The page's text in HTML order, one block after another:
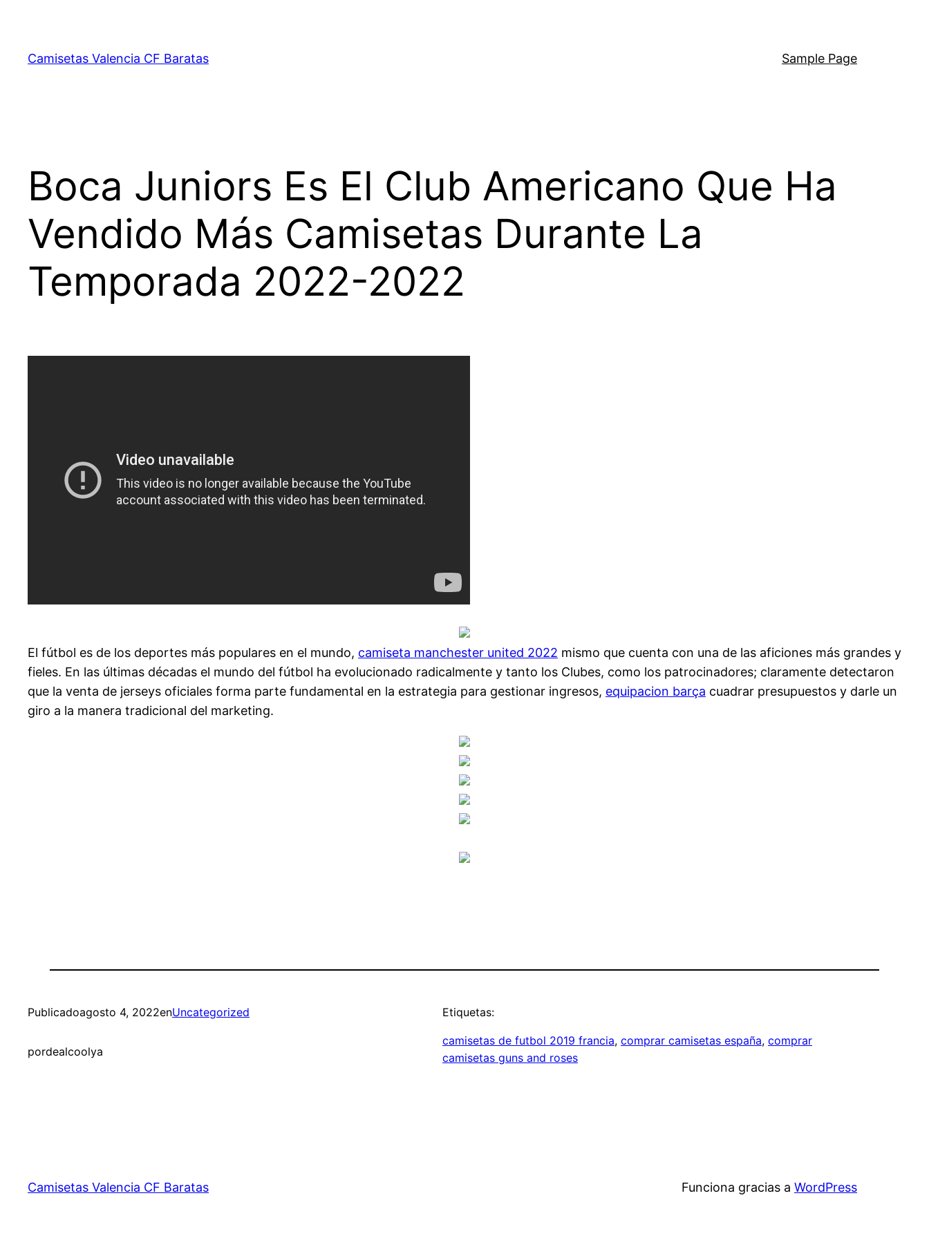
contenido
Camisetas Valencia CF Baratas Sample Page
Boca Juniors Es El Club Americano Que Ha
Vendido Más Camisetas Durante La
Temporada 2022-2022
El fútbol es de los deportes más populares en el mundo, camiseta manchester united 2022 mismo que cuenta con una de las aficiones más grandes y
fieles. En las últimas décadas el mundo del fútbol ha evolucionado radicalmente y tanto los Clubes, como los patrocinadores; claramente detectaron
que la venta de jerseys oficiales forma parte fundamental en la estrategia para gestionar ingresos, equipacion barça cuadrar presupuestos y darle un
giro a la manera tradicional del marketing.
Publicadoagosto 4, 2022enUncategorized
pordealcoolya
Etiquetas:
camisetas de futbol 2019 francia, comprar camisetas españa, comprar
camisetas guns and roses
Camisetas Valencia CF Baratas Funciona gracias a WordPress